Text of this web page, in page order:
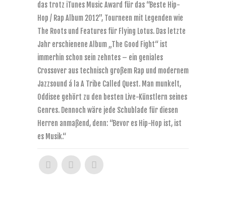
das trotz iTunes Music Award für das “Beste Hip-
Hop / Rap Album 2012”, Tourneen mit Legenden wie
The Roots und Features für Flying Lotus. Das letzte
Jahr erschienene Album „The Good Fight“ ist
immerhin schon sein zehntes – ein geniales
Crossover aus technisch großem Rap und modernem
Jazzsound á la A Tribe Called Quest. Man munkelt,
Oddisee gehört zu den besten Live-Künstlern seines
Genres. Dennoch wäre jede Schublade für diesen
Herren anmaßend, denn: “Bevor es Hip-Hop ist, ist
es Musik.“